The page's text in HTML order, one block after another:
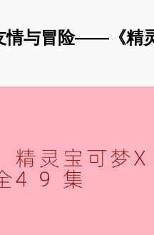
情与冒险——《精